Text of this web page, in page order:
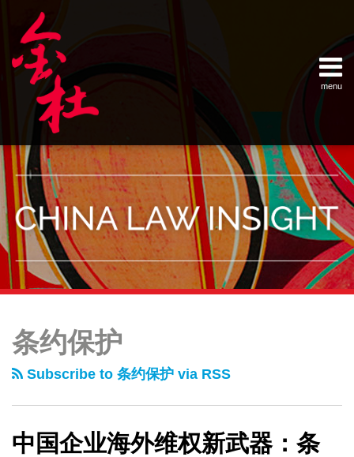
content
menu
Home
- 关于
金杜
Services
- 专业领
域
Contact
- 联系
我们
English
Example Link
China Banking Regulatory
China Insurance Regulatory
China Securities Regulatory
General Administration of Customs
Ministry of Commerce
National Development and Reform
Pacific Rim Advisory Council
State Administration for Industry &
State Administration of Foreign
Supreme People’s Court
World Law Group
RSS
LinkedIn
Weibo
条约保护
Subscribe to 条约保护 via RSS
中国企业海外维权新武器：条
企
业
维